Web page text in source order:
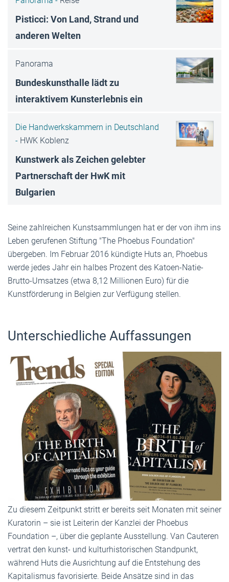
Pisticci: Von Land, Strand und
anderen Welten
Panorama
Bundeskunsthalle lädt zu
interaktivem Kunsterlebnis ein
Die Handwerkskammern in Deutschland
- HWK Koblenz
Kunstwerk als Zeichen gelebter
Partnerschaft der HwK mit
Bulgarien
Seine zahlreichen Kunstsammlungen hat er der von ihm ins
Leben gerufenen Stiftung "The Phoebus Foundation"
übergeben. Im Februar 2016 kündigte Huts an, Phoebus
werde jedes Jahr ein halbes Prozent des Katoen-Natie-
Brutto-Umsatzes (etwa 8,12 Millionen Euro) für die
Kunstförderung in Belgien zur Verfügung stellen.
Unterschiedliche Auffassungen
Zu diesem Zeitpunkt stritt er bereits seit Monaten mit seiner
Kuratorin – sie ist Leiterin der Kanzlei der Phoebus
Foundation ­–, über die geplante Ausstellung. Van Cauteren
vertrat den kunst- und kulturhistorischen Standpunkt,
während Huts die Ausrichtung auf die Entstehung des
Kapitalismus favorisierte. Beide Ansätze sind in das